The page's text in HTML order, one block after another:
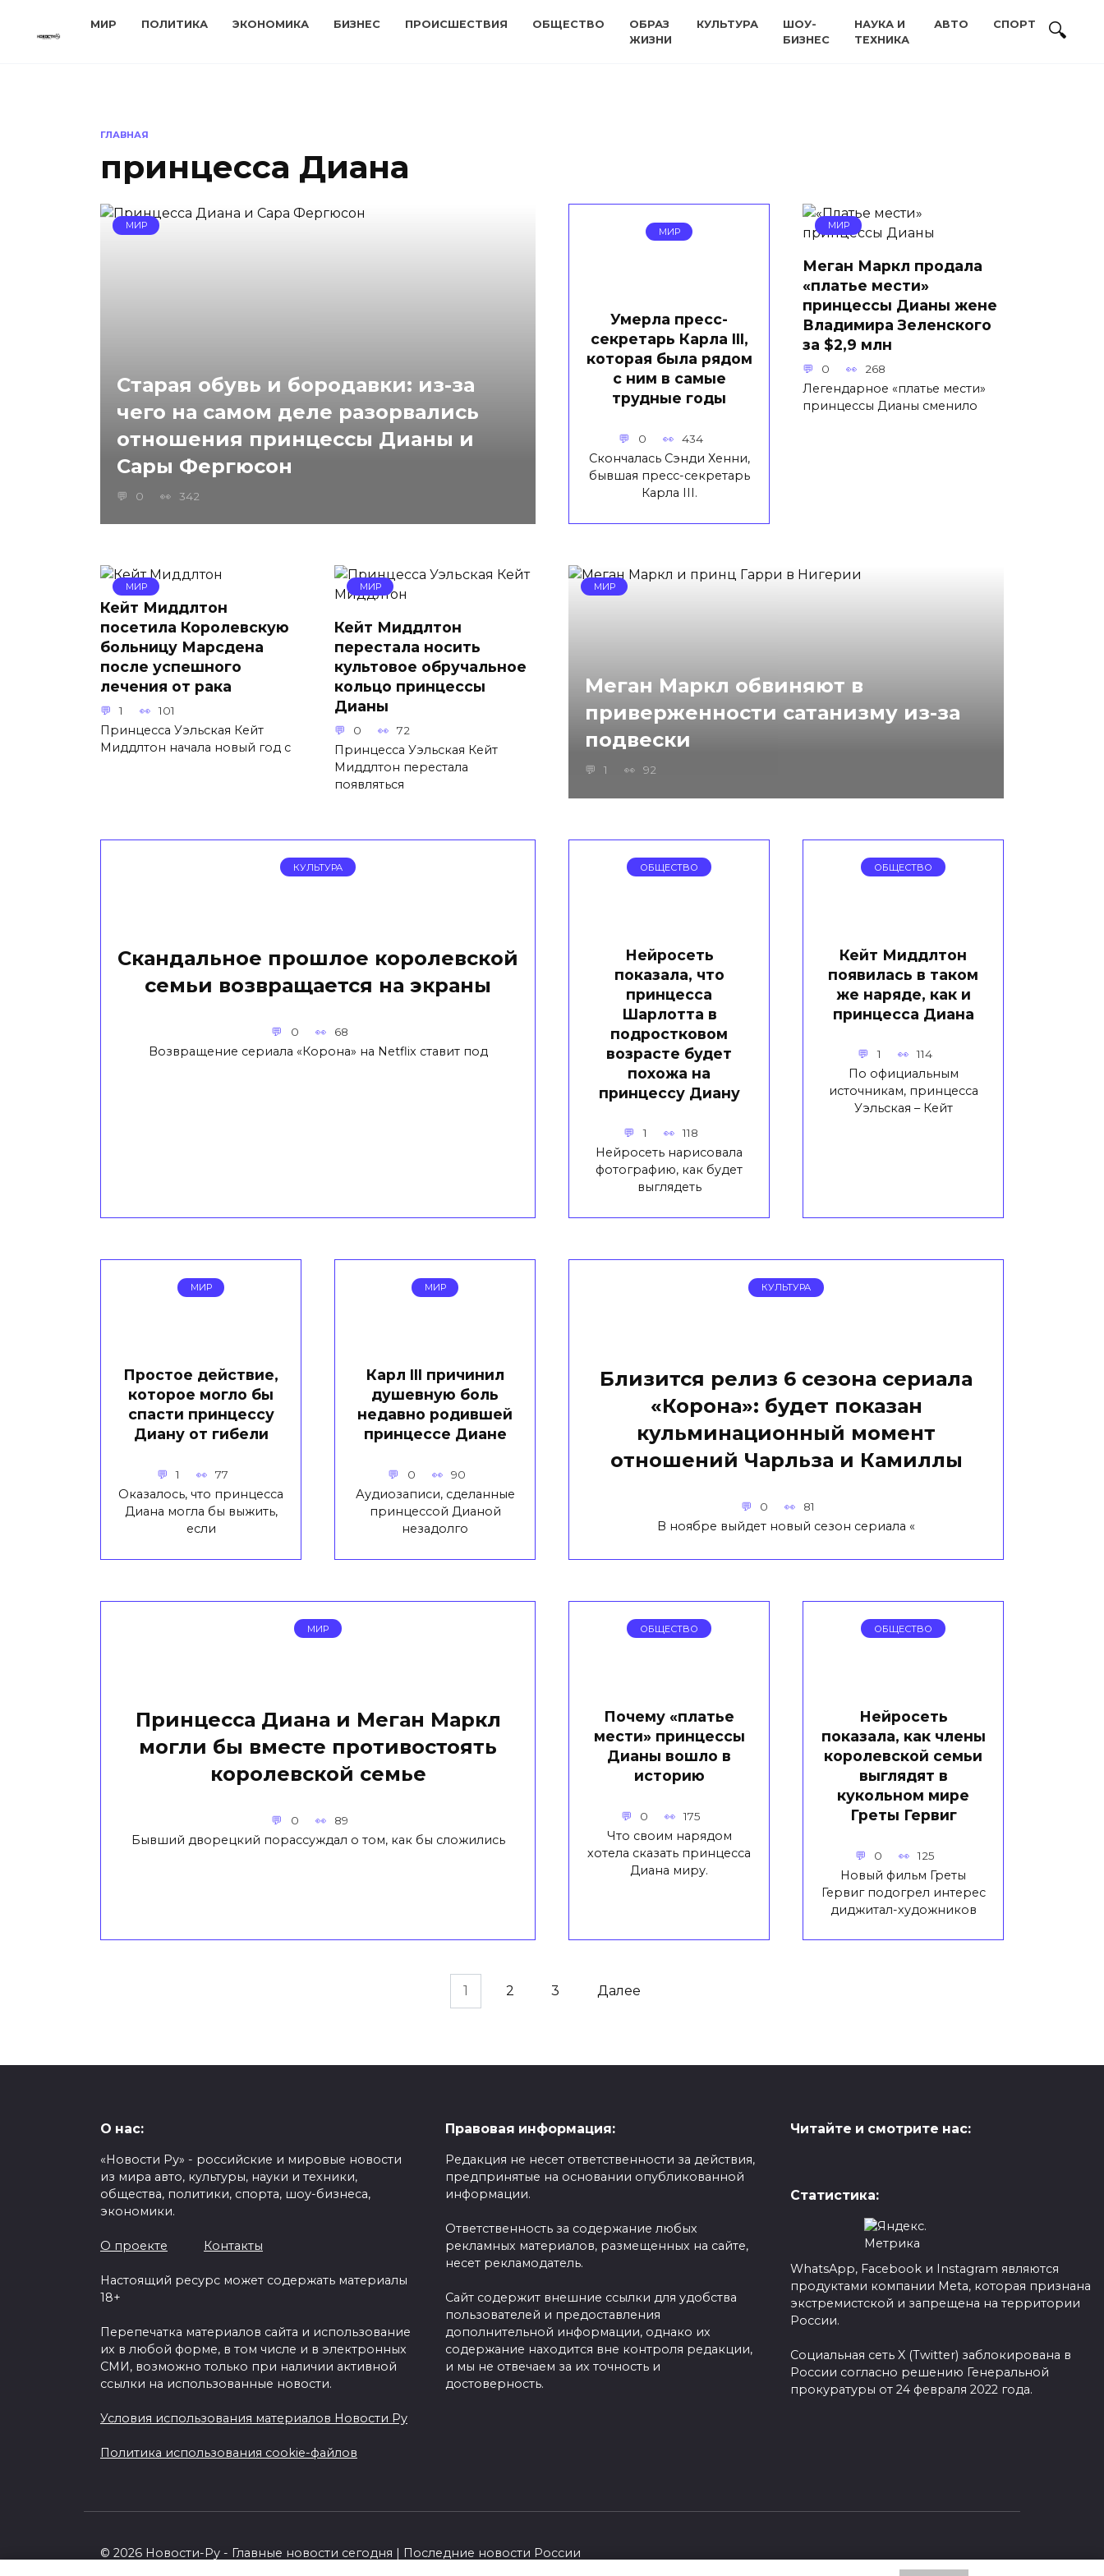
МИР ПОЛИТИКА ЭКОНОМИКА БИЗНЕС ПРОИСШЕСТВИЯ ОБЩЕСТВО
ОБРАЗ
ЖИЗНИ
КУЛЬТУРА
ШОУ-
БИЗНЕС
НАУКА И
ТЕХНИКА
АВТО СПОРТ
ГЛАВНАЯ
принцесса Диана
МИР
Старая обувь и бородавки: из-за
чего на самом деле разорвались
отношения принцессы Дианы и
Сары Фергюсон
0 342
МИР
Умерла пресс-
секретарь Карла III,
которая была рядом
с ним в самые
трудные годы
0 434
Скончалась Сэнди Хенни,
бывшая пресс-секретарь
Карла III.
МИР
Меган Маркл продала
«платье мести»
принцессы Дианы жене
Владимира Зеленского
за $2,9 млн
0 268
Легендарное «платье мести»
принцессы Дианы сменило
МИР
Кейт Миддлтон
посетила Королевскую
больницу Марсдена
после успешного
лечения от рака
1 101
Принцесса Уэльская Кейт
Миддлтон начала новый год с
МИР
Кейт Миддлтон
перестала носить
культовое обручальное
кольцо принцессы
Дианы
0 72
Принцесса Уэльская Кейт
Миддлтон перестала
появляться
МИР
Меган Маркл обвиняют в
приверженности сатанизму из-за
подвески
1 92
КУЛЬТУРА
Скандальное прошлое королевской
семьи возвращается на экраны
0 68
Возвращение сериала «Корона» на Netflix ставит под
ОБЩЕСТВО
Нейросеть
показала, что
принцесса
Шарлотта в
подростковом
возрасте будет
похожа на
принцессу Диану
1 118
Нейросеть нарисовала
фотографию, как будет
выглядеть
ОБЩЕСТВО
Кейт Миддлтон
появилась в таком
же наряде, как и
принцесса Диана
1 114
По официальным
источникам, принцесса
Уэльская – Кейт
МИР
Простое действие,
которое могло бы
спасти принцессу
Диану от гибели
1 77
Оказалось, что принцесса
Диана могла бы выжить,
если
МИР
Карл III причинил
душевную боль
недавно родившей
принцессе Диане
0 90
Аудиозаписи, сделанные
принцессой Дианой
незадолго
КУЛЬТУРА
Близится релиз 6 сезона сериала
«Корона»: будет показан
кульминационный момент
отношений Чарльза и Камиллы
0 81
В ноябре выйдет новый сезон сериала «
МИР
Принцесса Диана и Меган Маркл
могли бы вместе противостоять
королевской семье
0 89
Бывший дворецкий порассуждал о том, как бы сложились
ОБЩЕСТВО
Почему «платье
мести» принцессы
Дианы вошло в
историю
0 175
Что своим нарядом
хотела сказать принцесса
Диана миру.
ОБЩЕСТВО
Нейросеть
показала, как члены
королевской семьи
выглядят в
кукольном мире
Греты Гервиг
0 125
Новый фильм Греты
Гервиг подогрел интерес
диджитал-художников
1 2 3 Далее
О нас:
«Новости Ру» - российские и мировые новости
из мира авто, культуры, науки и техники,
общества, политики, спорта, шоу-бизнеса,
экономики.
О проекте Контакты
Настоящий ресурс может содержать материалы
18+
Перепечатка материалов сайта и использование
их в любой форме, в том числе и в электронных
СМИ, возможно только при наличии активной
ссылки на использованные новости.
Условия использования материалов Новости Ру
Политика использования cookie-файлов
Правовая информация:
Редакция не несет ответственности за действия,
предпринятые на основании опубликованной
информации.
Ответственность за содержание любых
рекламных материалов, размещенных на сайте,
несет рекламодатель.
Сайт содержит внешние ссылки для удобства
пользователей и предоставления
дополнительной информации, однако их
содержание находится вне контроля редакции,
и мы не отвечаем за их точность и
достоверность.
Читайте и смотрите нас:
Статистика:
WhatsApp, Facebook и Instagram являются
продуктами компании Meta, которая признана
экстремистской и запрещена на территории
России.
Социальная сеть X (Twitter) заблокирована в
России согласно решению Генеральной
прокуратуры от 24 февраля 2022 года.
© 2026 Новости-Ру - Главные новости сегодня | Последние новости России